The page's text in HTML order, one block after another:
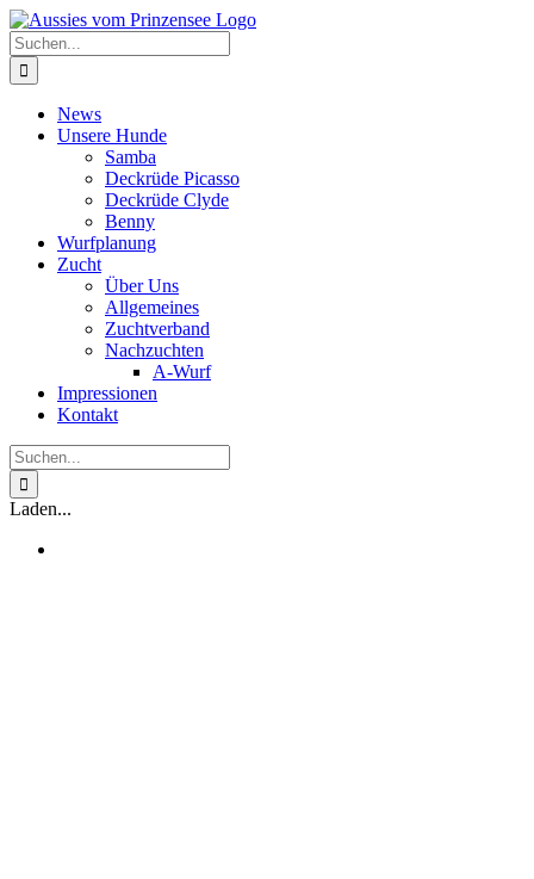
Zum
Inhalt
springen
Suche
nach:
News
Unsere Hunde
Samba
Deckrüde Picasso
Deckrüde Clyde
Benny
Wurfplanung
Zucht
Über Uns
Allgemeines
Zuchtverband
Nachzuchten
A-Wurf
Impressionen
Kontakt
Suche
nach:
Laden...